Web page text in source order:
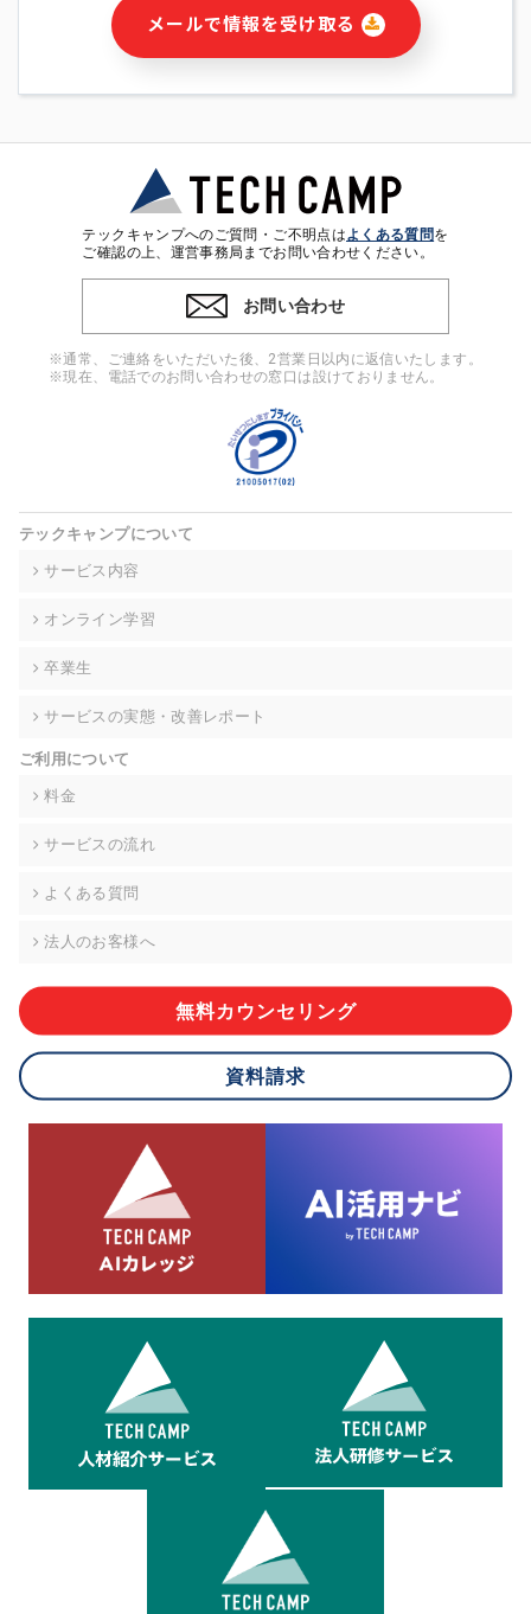
・本サービス及び本サービスに関連する情報(当社及び第三者の
サービス又は商品等の広告配信・宣伝を含みますが、それらに
・個人(法人の場合は担当者)を識別できない形式に加工した統
計情報の作成および利用
※上記の利用目的に基づいた本人への連絡及び配信について
4. 個人情報の第三者提供
ンをとるために、氏名等の一部の情報をサービス内で使用する
チャットツールで発信することにより、本サービスの他の利用
者等に提供することがあります。
当社は事業運営上、前項利用目的の範囲に限って個人情報を外
高い委託先を選定し、個人情報の適正管理・機密保持について
個人情報の開示等(利用目的の通知、開示、内容の訂正・追加・
て、下記の当社問合わせ窓口に申し出ることができます。その
的な期間内に対応いたします。ただし、申請が本人確認が不可
により、ご希望に添えない場合があります。 なお、アクセスロ
グなどの個人情報以外の情報については、原則として開示等は
株式会社div 個人情報問合せ窓口
メールアドレス:privacy_policy@di-v.co.jp
ご本人様が当社に個人情報を提供されるかどうかは任意による
応ができない場合があります。
8.cookieにより取得・分析した情報とその利用について
当社は第三者が運営するデータ・マネジメント・プラットフォ
ームからcookieにより収集されたウェブの閲覧機歴及びその分
析結果を取得し、これをお客様の個人データと結びつけた上
で、広告配信等の目的で利用いたします。
メールで情報を受け取る
テックキャンプへのご質問・ご不明点はよくある質問を
ご確認の上、運営事務局までお問い合わせください。
お問い合わせ
※通常、ご連絡をいただいた後、2営業日以内に返信いたします。
※現在、電話でのお問い合わせの窓口は設けておりません。
テックキャンプについて
サービス内容
オンライン学習
卒業生
サービスの実態・改善レポート
ご利用について
料金
サービスの流れ
よくある質問
法人のお客様へ
無料カウンセリング
資料請求